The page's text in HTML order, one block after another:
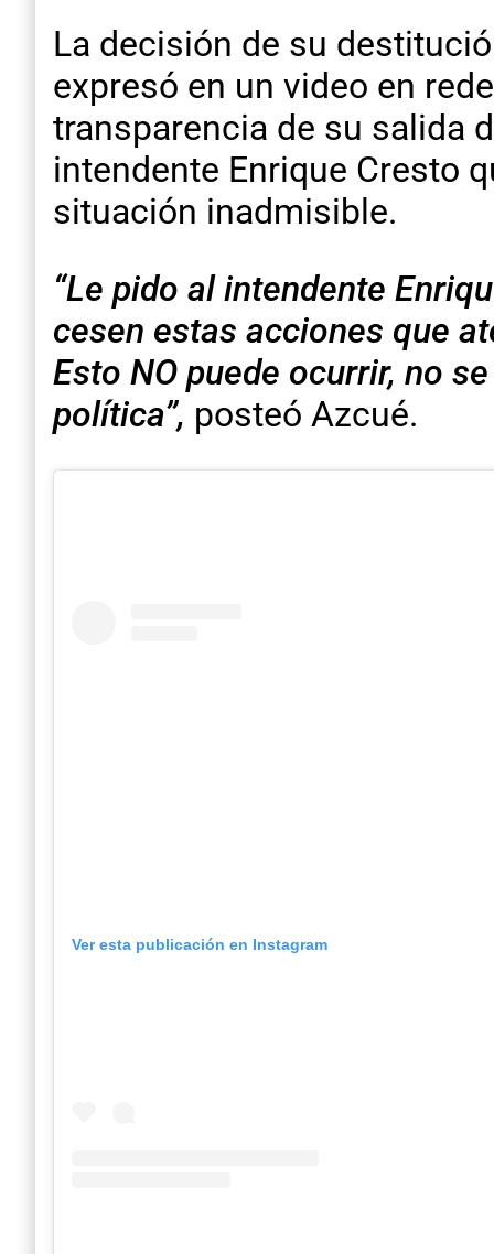
La decisión de su
expresó en un video en
transparencia de su salida
intendente Enrique Cresto
situación inadmisible.
“Le pido al intendente
cesen estas acciones que
Esto NO puede ocurrir, no
política”, posteó Azcué.
Ver esta publicación en Instagram